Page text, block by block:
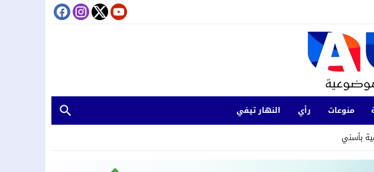
منوعات رأي
النهار تيفي
بأسني
بمدينة تامسنا.